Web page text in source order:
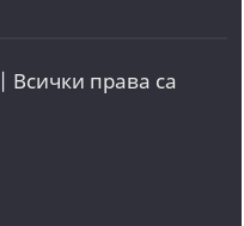
Всички права са